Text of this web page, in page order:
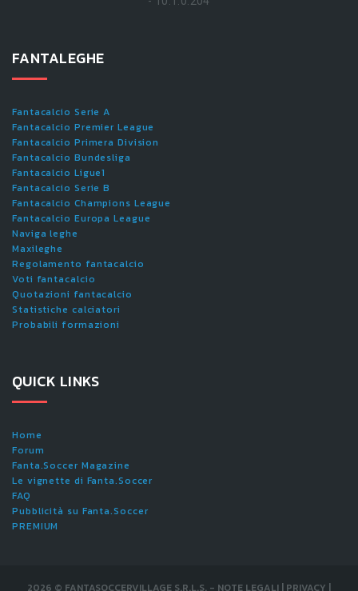
FANTALEGHE
Fantacalcio Serie A
Fantacalcio Premier League
Fantacalcio Primera Division
Fantacalcio Bundesliga
Fantacalcio Ligue1
Fantacalcio Serie B
Fantacalcio Champions League
Fantacalcio Europa League
Naviga leghe
Maxileghe
Regolamento fantacalcio
Voti fantacalcio
Quotazioni fantacalcio
Statistiche calciatori
Probabili formazioni
QUICK LINKS
Home
Forum
Fanta.Soccer Magazine
Le vignette di Fanta.Soccer
FAQ
Pubblicità su Fanta.Soccer
PREMIUM
2026 © FANTASOCCERVILLAGE S.R.L.S. - NOTE LEGALI | PRIVACY |